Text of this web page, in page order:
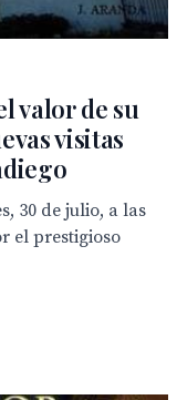
valor de su
visitas
30 de julio, a las
el prestigioso